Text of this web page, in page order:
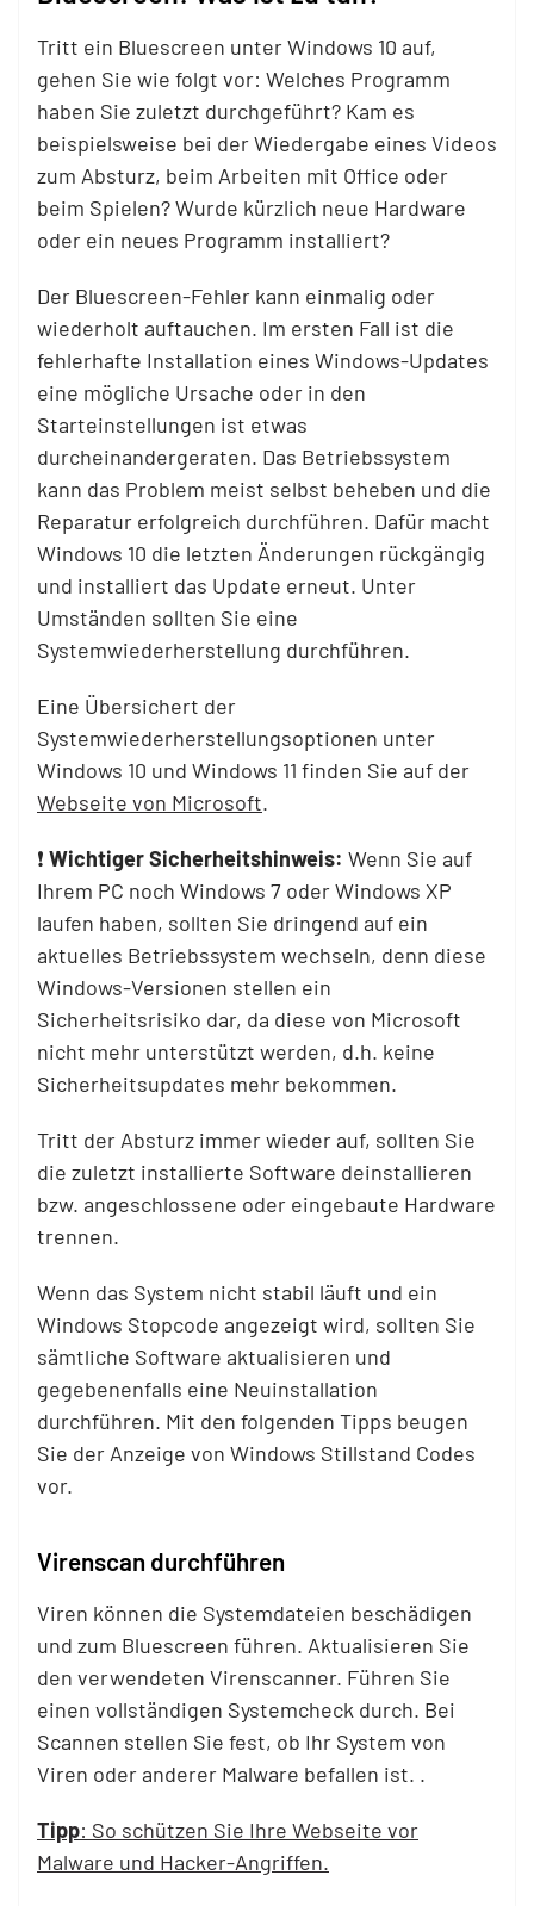
Tritt ein Bluescreen unter Windows 10 auf,
gehen Sie wie folgt vor: Welches Programm
haben Sie zuletzt durchgeführt? Kam es
beispielsweise bei der Wiedergabe eines Videos
zum Absturz, beim Arbeiten mit Office oder
beim Spielen? Wurde kürzlich neue Hardware
oder ein neues Programm installiert?
Der Bluescreen-Fehler kann einmalig oder
wiederholt auftauchen. Im ersten Fall ist die
fehlerhafte Installation eines Windows-Updates
eine mögliche Ursache oder in den
Starteinstellungen ist etwas
durcheinandergeraten. Das Betriebssystem
kann das Problem meist selbst beheben und die
Reparatur erfolgreich durchführen. Dafür macht
Windows 10 die letzten Änderungen rückgängig
und installiert das Update erneut. Unter
Umständen sollten Sie eine
Systemwiederherstellung durchführen.
Eine Übersichert der
Systemwiederherstellungsoptionen unter
Windows 10 und Windows 11 finden Sie auf der
Webseite von Microsoft.
❗ Wichtiger Sicherheitshinweis: Wenn Sie auf
Ihrem PC noch Windows 7 oder Windows XP
laufen haben, sollten Sie dringend auf ein
aktuelles Betriebssystem wechseln, denn diese
Windows-Versionen stellen ein
Sicherheitsrisiko dar, da diese von Microsoft
nicht mehr unterstützt werden, d.h. keine
Sicherheitsupdates mehr bekommen.
Tritt der Absturz immer wieder auf, sollten Sie
die zuletzt installierte Software deinstallieren
bzw. angeschlossene oder eingebaute Hardware
trennen.
Wenn das System nicht stabil läuft und ein
Windows Stopcode angezeigt wird, sollten Sie
sämtliche Software aktualisieren und
gegebenenfalls eine Neuinstallation
durchführen. Mit den folgenden Tipps beugen
Sie der Anzeige von Windows Stillstand Codes
vor.
Virenscan durchführen
Viren können die Systemdateien beschädigen
und zum Bluescreen führen. Aktualisieren Sie
den verwendeten Virenscanner. Führen Sie
einen vollständigen Systemcheck durch. Bei
Scannen stellen Sie fest, ob Ihr System von
Viren oder anderer Malware befallen ist. .
Tipp: So schützen Sie Ihre Webseite vor
Malware und Hacker-Angriffen.